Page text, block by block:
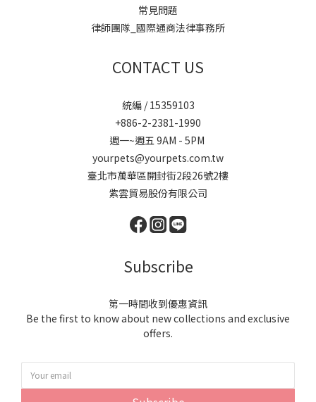
常見問題
律師團隊_國際通商法律事務所
CONTACT US
統編 / 15359103
+886-2-2381-1990
週一~週五 9AM - 5PM
yourpets@yourpets.com.tw
臺北市萬華區開封街2段26號2樓
紫雲貿易股份有限公司
Subscribe
第一時間收到優惠資訊
Be the first to know about new collections and exclusive
offers.